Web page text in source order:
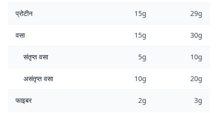
प्रोटीन 15g 29g
वसा 15g 30g
संतृप्त वसा 5g 10g
असंतृप्त वसा 10g 20g
फाइबर 2g 3g